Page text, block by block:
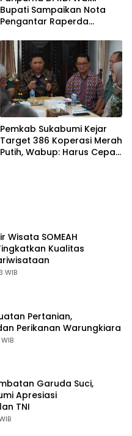
Bupati Sampaikan Nota
Pengantar Raperda
APBD 2025 dengan Raihan
WTP ke-12
Pemkab Sukabumi Kejar
Target 386 Koperasi Merah
Putih, Wabup: Harus Cepat
Wisata SOMEAH
Kualitas
WIB
Pertanian,
Perikanan Warungkiara
Garuda Suci,
Apresiasi
TNI